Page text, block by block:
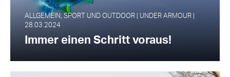
ALLGEMEIN, SPORT UND OUTDOOR | UNDER ARMOUR |
28.03.2024
Immer einen Schritt voraus!